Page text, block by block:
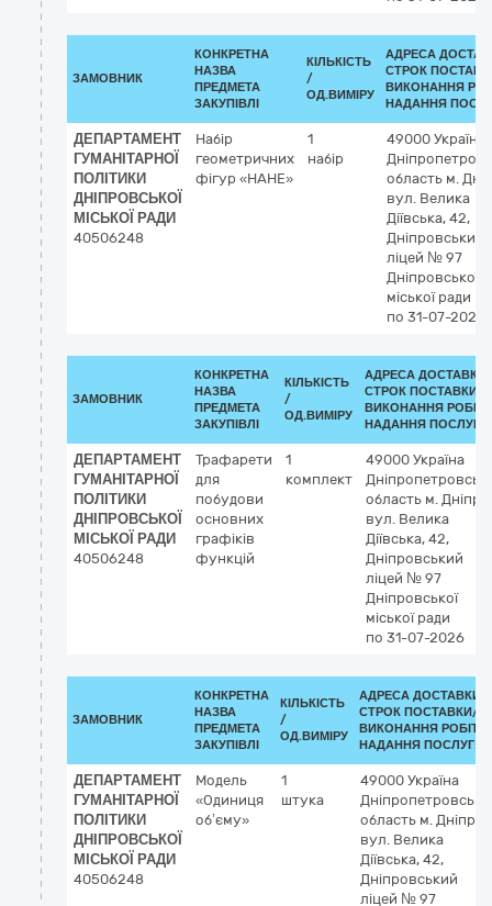
ЗАМОВНИК
КОНКРЕТНА
НАЗВА
ПРЕДМЕТА
ЗАКУПІВЛІ
КІЛЬКІСТЬ
/
ОД.ВИМІРУ
АДРЕСА
СТРОК
ВИКОНАННЯ
НАДАННЯ
ДЕПАРТАМЕНТ
ГУМАНІТАРНОЇ
ПОЛІТИКИ
ДНІПРОВСЬКОЇ
МІСЬКОЇ РАДИ
40506248
Набір
геометричних
фігур «НАНЕ»
1
набір
49000 Україна
область м.
вул. Велика
Діївська, 42,
Дніпровський
ліцей № 97
Дніпровської
міської ради
по 31-07-2026
ЗАМОВНИК
КОНКРЕТНА
НАЗВА
ПРЕДМЕТА
ЗАКУПІВЛІ
КІЛЬКІСТЬ
/
ОД.ВИМІРУ
АДРЕСА ДОСТАВКИ
СТРОК ПОСТАВКИ/
ВИКОНАННЯ РОБІТ/
НАДАННЯ ПОСЛУГ:
ДЕПАРТАМЕНТ
ГУМАНІТАРНОЇ
ПОЛІТИКИ
ДНІПРОВСЬКОЇ
МІСЬКОЇ РАДИ
40506248
Трафарети
для
побудови
основних
графіків
функцій
1
комплект
49000 Україна
область м. Дніпро
вул. Велика
Діївська, 42,
Дніпровський
ліцей № 97
Дніпровської
міської ради
по 31-07-2026
ЗАМОВНИК
КОНКРЕТНА
НАЗВА
ПРЕДМЕТА
ЗАКУПІВЛІ
КІЛЬКІСТЬ
/
ОД.ВИМІРУ
АДРЕСА ДОСТАВКИ /
СТРОК ПОСТАВКИ/
ВИКОНАННЯ РОБІТ/
НАДАННЯ ПОСЛУГ:
ДЕПАРТАМЕНТ
ГУМАНІТАРНОЇ
ПОЛІТИКИ
ДНІПРОВСЬКОЇ
МІСЬКОЇ РАДИ
40506248
Модель
«Одиниця
об’єму»
1
штука
49000 Україна
Дніпропетровська
область м. Дніпро
вул. Велика
Діївська, 42,
Дніпровський
ліцей № 97